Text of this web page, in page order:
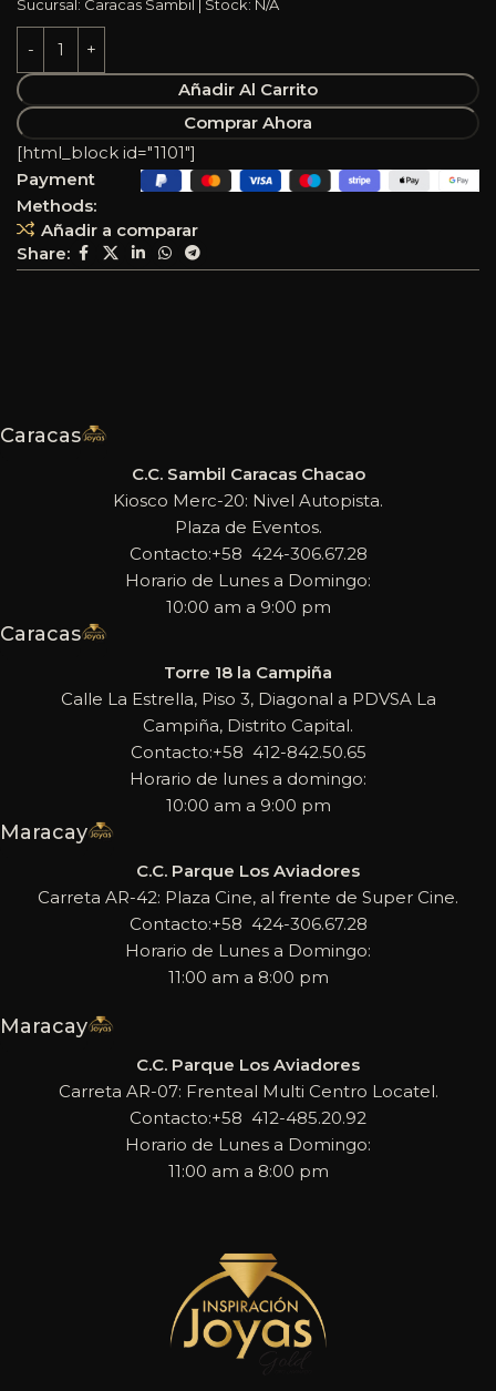
Sucursal: Caracas Sambil | Stock: N/A
Añadir Al Carrito
Comprar Ahora
Añadir a comparar
Share:
[html_block id="1101"]
Payment
Methods:
Caracas
C.C. Sambil Caracas Chacao
Kiosco Merc-20: Nivel Autopista.
Plaza de Eventos.
Contacto:+58 424-306.67.28
Horario de Lunes a Domingo:
10:00 am a 9:00 pm
Caracas
Torre 18 la Campiña
Calle La Estrella, Piso 3, Diagonal a PDVSA La
Campiña, Distrito Capital.
Contacto:+58 412-842.50.65
Horario de lunes a domingo:
10:00 am a 9:00 pm
Maracay
C.C. Parque Los Aviadores
Carreta AR-42: Plaza Cine, al frente de Super Cine.
Contacto:+58 424-306.67.28
Horario de Lunes a Domingo:
11:00 am a 8:00 pm
Maracay
C.C. Parque Los Aviadores
Carreta AR-07: Frenteal Multi Centro Locatel.
Contacto:+58 412-485.20.92
Horario de Lunes a Domingo:
11:00 am a 8:00 pm